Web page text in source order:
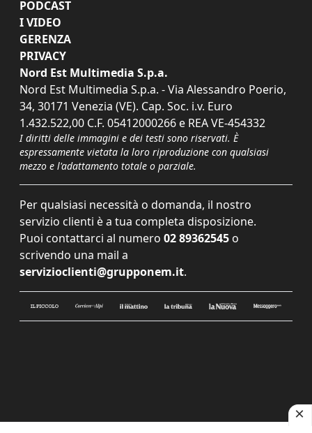
PODCAST
I VIDEO
GERENZA
PRIVACY
Nord Est Multimedia S.p.a.
Nord Est Multimedia S.p.a. - Via Alessandro Poerio,
34, 30171 Venezia (VE). Cap. Soc. i.v. Euro
1.432.522,00 C.F. 05412000266 e REA VE-454332
I diritti delle immagini e dei testi sono riservati. È
espressamente vietata la loro riproduzione con qualsiasi
mezzo e l'adattamento totale o parziale.
Per qualsiasi necessità o domanda, il nostro
servizio clienti è a tua completa disposizione.
Puoi contattarci al numero 02 89362545 o
scrivendo una mail a
servizioclienti@grupponem.it.